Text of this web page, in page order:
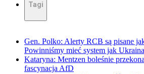
Tagi
Gen. Polko: Alerty RCB są pisane
Powinniśmy mieć system jak Ukraina
Kataryna: Mentzen boleśnie
fascynacja AfD